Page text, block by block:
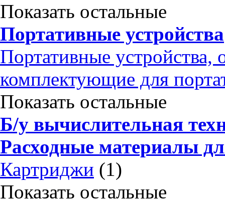
Показать остальные
Портативные устройства
Портативные устройства,
комплектующие для
Показать остальные
Б/у вычислительная
Расходные материалы
Картриджи (1)
Показать остальные